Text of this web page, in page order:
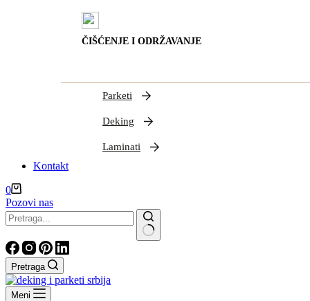
ČIŠĆENJE I ODRŽAVANJE
Parketi
Deking
Laminati
Kontakt
Shopping
cart
0
Pozovi nas
Nema
rezultata
Pretraga
Meni